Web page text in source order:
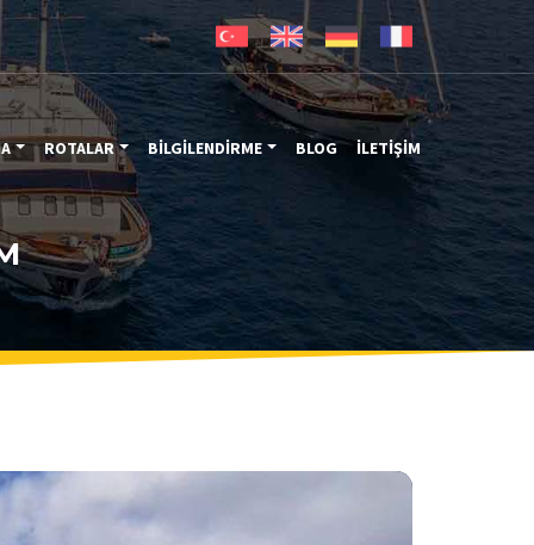
ROTALAR BİLGİLENDİRME BLOG İLETİŞİM